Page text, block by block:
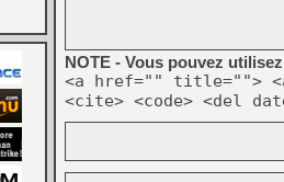
NOTE - Vous pouvez
<a href="" title="">
<cite> <code> <del